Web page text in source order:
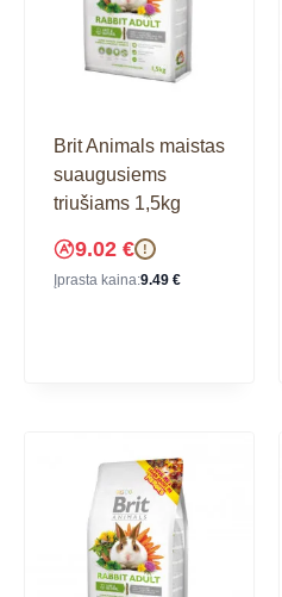
Brit Animals maistas
suaugusiems
triušiams 1,5kg
9.02 € !
Įprasta kaina:9.49 €